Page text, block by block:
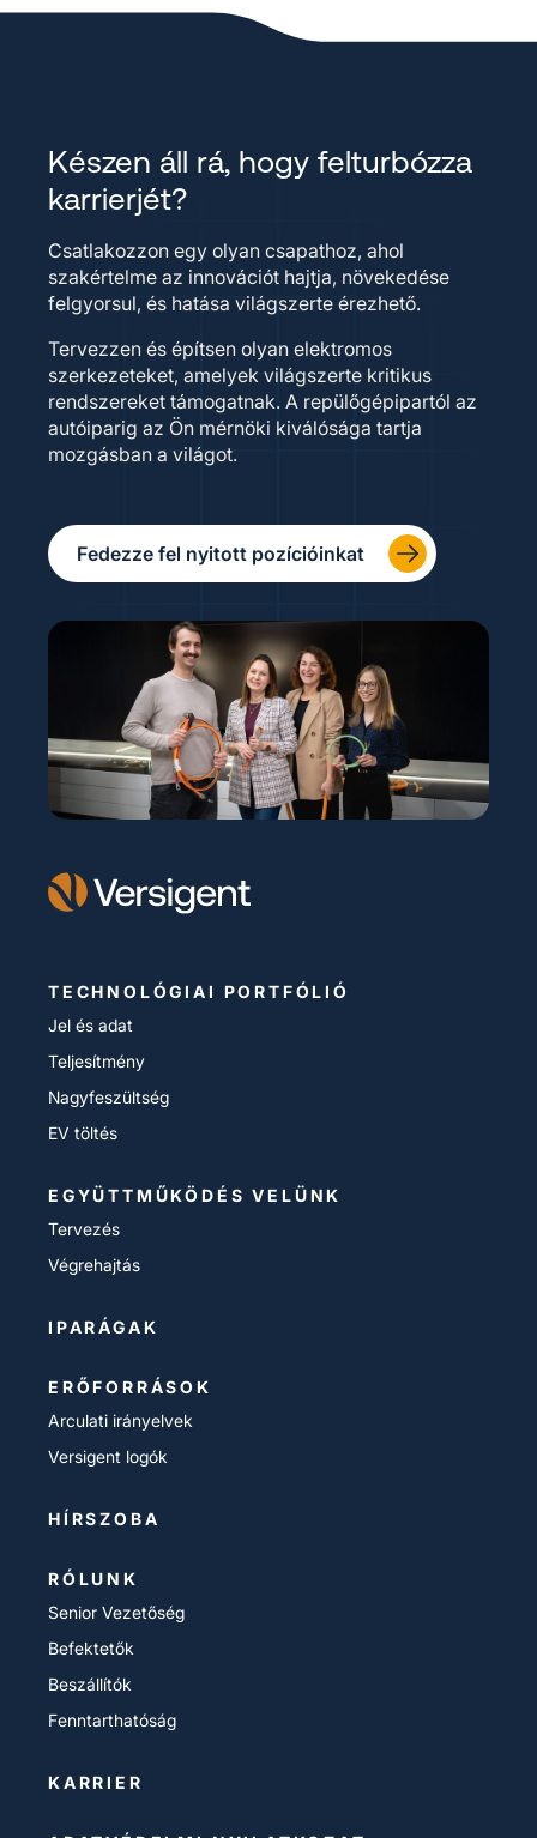
Készen áll rá, hogy felturbózza
karrierjét?
Csatlakozzon egy olyan csapathoz, ahol
szakértelme az innovációt hajtja, növekedése
felgyorsul, és hatása világszerte érezhető.
Tervezzen és építsen olyan elektromos
szerkezeteket, amelyek világszerte kritikus
rendszereket támogatnak. A repülőgépipartól az
autóiparig az Ön mérnöki kiválósága tartja
mozgásban a világot.
Fedezze fel nyitott pozícióinkat
TECHNOLÓGIAI PORTFÓLIÓ
Jel és adat
Teljesítmény
Nagyfeszültség
EV töltés
EGYÜTTMŰKÖDÉS VELÜNK
Tervezés
Végrehajtás
IPARÁGAK
ERŐFORRÁSOK
Arculati irányelvek
Versigent logók
HÍRSZOBA
RÓLUNK
Senior Vezetőség
Befektetők
Beszállítók
Fenntarthatóság
KARRIER